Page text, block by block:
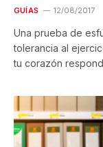
GUÍAS 12/08/2017
Una prueba de
tolerancia al
tu corazón